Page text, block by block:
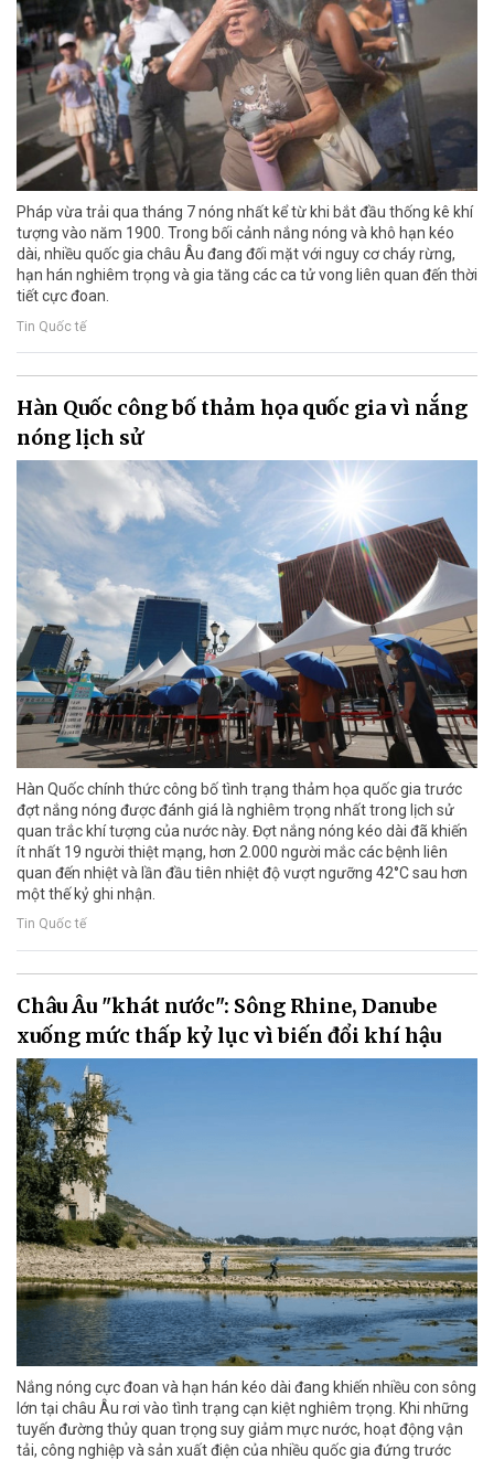
Pháp vừa trải qua tháng 7 nóng nhất kể từ khi bắt đầu thống kê khí
tượng vào năm 1900. Trong bối cảnh nắng nóng và khô hạn kéo
dài, nhiều quốc gia châu Âu đang đối mặt với nguy cơ cháy rừng,
hạn hán nghiêm trọng và gia tăng các ca tử vong liên quan đến thời
tiết cực đoan.
Tin Quốc tế
Hàn Quốc công bố thảm họa quốc gia vì nắng
nóng lịch sử
Hàn Quốc chính thức công bố tình trạng thảm họa quốc gia trước
đợt nắng nóng được đánh giá là nghiêm trọng nhất trong lịch sử
quan trắc khí tượng của nước này. Đợt nắng nóng kéo dài đã khiến
ít nhất 19 người thiệt mạng, hơn 2.000 người mắc các bệnh liên
quan đến nhiệt và lần đầu tiên nhiệt độ vượt ngưỡng 42°C sau hơn
một thế kỷ ghi nhận.
Tin Quốc tế
Châu Âu "khát nước": Sông Rhine, Danube
xuống mức thấp kỷ lục vì biến đổi khí hậu
Nắng nóng cực đoan và hạn hán kéo dài đang khiến nhiều con sông
lớn tại châu Âu rơi vào tình trạng cạn kiệt nghiêm trọng. Khi những
tuyến đường thủy quan trọng suy giảm mực nước, hoạt động vận
tải, công nghiệp và sản xuất điện của nhiều quốc gia đứng trước